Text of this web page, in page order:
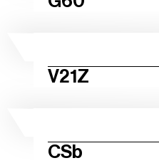
V21Z
CSb